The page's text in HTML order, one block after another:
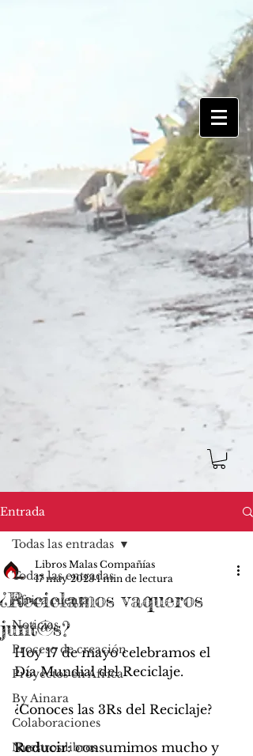
Entrada
Todas las entradas
África cuenta
Noticias
Proceso de creación
Proyectos en África
By Ainara
Colaboraciones
Nuestros libros
Todas las entradas
¿Reciclamos vaqueros
junt@s?
Libros Malas Compañías
17 may 2023 1 min de lectura
Hoy 17 de mayo celebramos el
Día Mundial del Reciclaje.
¿Conoces las 3Rs del Reciclaje?
Reducir: consumimos mucho y